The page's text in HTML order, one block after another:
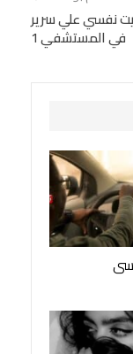
VK
Viber
نفسي علي سرير
في المستشفي 1